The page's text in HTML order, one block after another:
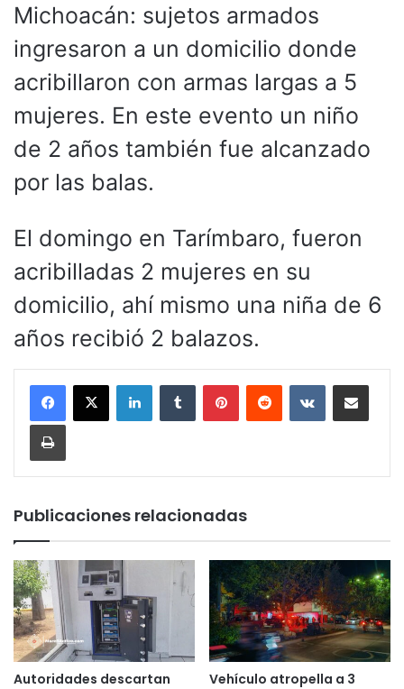
Michoacán: sujetos armados
ingresaron a un domicilio donde
acribillaron con armas largas a 5
mujeres. En este evento un niño
de 2 años también fue alcanzado
por las balas.
El domingo en Tarímbaro, fueron
acribilladas 2 mujeres en su
domicilio, ahí mismo una niña de 6
años recibió 2 balazos.
LinkedInTumblr PinterestReddit VKontakteCompartir por
Imprimir
Publicaciones relacionadas
Autoridades descartan
Vehículo atropella a 3